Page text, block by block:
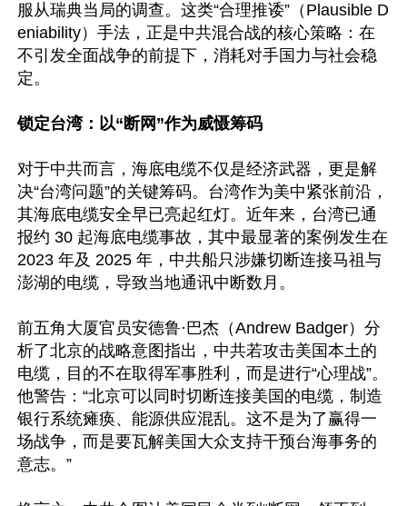
服从瑞典当局的调查。这类“合理推诿”（Plausible D
eniability）手法，正是中共混合战的核心策略：在
不引发全面战争的前提下，消耗对手国力与社会稳
定。
锁定台湾：以“断网”作为威慑筹码
对于中共而言，海底电缆不仅是经济武器，更是解
决“台湾问题”的关键筹码。台湾作为美中紧张前沿，
其海底电缆安全早已亮起红灯。近年来，台湾已通
报约 30 起海底电缆事故，其中最显著的案例发生在
2023 年及 2025 年，中共船只涉嫌切断连接马祖与
澎湖的电缆，导致当地通讯中断数月。
前五角大厦官员安德鲁·巴杰（Andrew Badger）分
析了北京的战略意图指出，中共若攻击美国本土的
电缆，目的不在取得军事胜利，而是进行“心理战”。
他警告：“北京可以同时切断连接美国的电缆，制造
银行系统瘫痪、能源供应混乱。这不是为了赢得一
场战争，而是要瓦解美国大众支持干预台海事务的
意志。”